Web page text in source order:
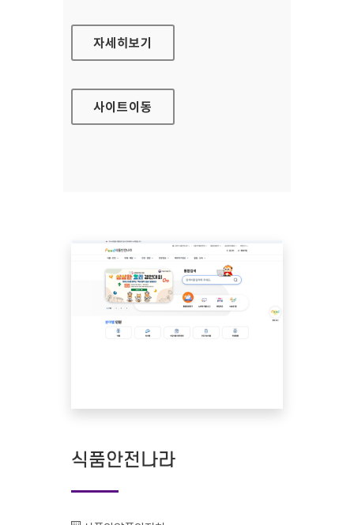
서울특별시 주차정보안내시스템
자세히보기
사이트이동
식품안전나라